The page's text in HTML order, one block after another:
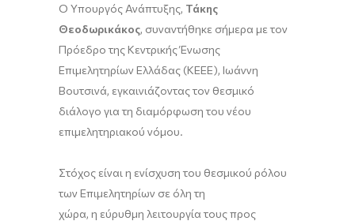
Ο Υπουργός Ανάπτυξης, Τάκης
Θεοδωρικάκος, συναντήθηκε σήμερα με τον
Πρόεδρο της Κεντρικής Ένωσης
Επιμελητηρίων Ελλάδας (ΚΕΕΕ), Ιωάννη
Βουτσινά, εγκαινιάζοντας τον θεσμικό
διάλογο για τη διαμόρφωση του νέου
επιμελητηριακού νόμου.
Στόχος είναι η ενίσχυση του θεσμικού ρόλου
των Eπιμελητηρίων σε όλη τη
χώρα, η εύρυθμη λειτουργία τους προς